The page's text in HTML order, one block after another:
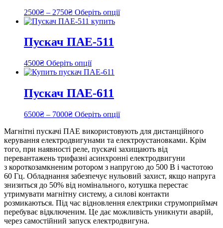
2500₴ – 2750₴ Оберіть опції
Пускач ПАЕ-511
4500₴ Оберіть опції
Пускач ПАЕ-611
6500₴ – 7000₴ Оберіть опції
Магнітні пускачі ПАЕ використовують для дистанційного
керування електродвигунами та електроустановками. Крім
того, при наявності реле, пускачі захищають від
перевантажень трифазні асинхронні електродвигуни
з короткозамкненим ротором з напругою до 500 В і частотою
60 Гц. Обладнання забезпечує нульовий захист, якщо напруга
знизиться до 50% від номінального, котушка перестає
утримувати магнітну систему, а силові контакти
розмикаються. Під час відновлення електрики струмоприймач
перебуває відключеним. Це дає можливість уникнути аварій,
через самостійний запуск електродвигуна.